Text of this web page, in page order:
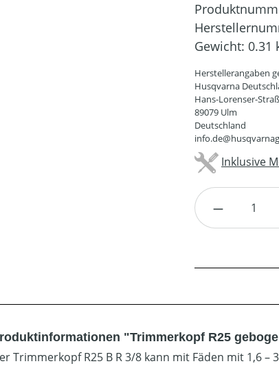
Gewicht: 0.31
Herstellerangaben
Husqvarna
Hans-Lorenser-
89079 Ulm
Deutschland
Inklusive
Produkt
"Trimmerkopf R25
Trimmerkopf R25 B R 3/8 kann mit Fäden mit 1,6